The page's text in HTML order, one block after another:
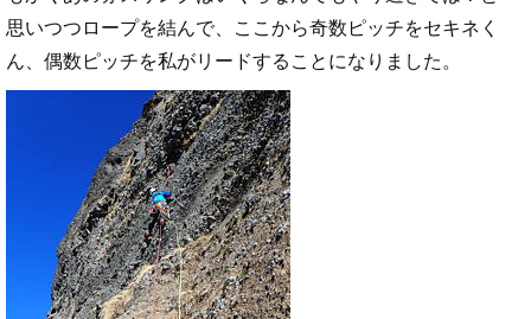
思いつつロープを結んで、ここから奇数ピッチをセキネく
ん、偶数ピッチを私がリードすることになりました。